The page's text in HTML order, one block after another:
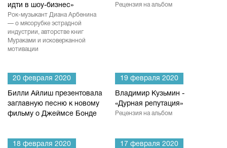
идти в шоу-бизнес»
Рок-музыкант Диана Арбенина
— о мясорубке эстрадной
индустрии, авторстве книг
Мураками и исковерканной
мотивации
Рецензия на альбом
20 февраля 2020
Билли Айлиш презентовала
заглавную песню к новому
фильму о Джеймсе Бонде
19 февраля 2020
Владимир Кузьмин -
«Дурная репутация»
Рецензия на альбом
18 февраля 2020 17 февраля 2020